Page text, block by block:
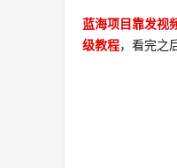
蓝海项目靠发视
级教程，看完之